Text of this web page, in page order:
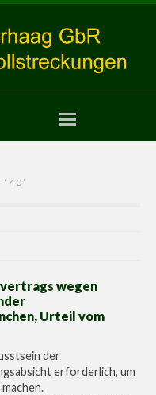
40 ’
wegen
Urteil vom
der
erforderlich, um